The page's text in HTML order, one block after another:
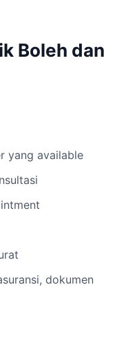
Boleh dan
yang available
dokumen